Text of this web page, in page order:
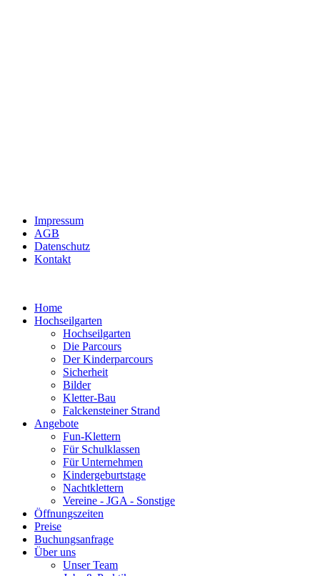
Impressum
AGB
Datenschutz
Kontakt
Home
Hochseilgarten
Hochseilgarten
Die Parcours
Der Kinderparcours
Sicherheit
Bilder
Kletter-Bau
Falckensteiner Strand
Angebote
Fun-Klettern
Für Schulklassen
Für Unternehmen
Kindergeburtstage
Nachtklettern
Vereine - JGA - Sonstige
Öffnungszeiten
Preise
Buchungsanfrage
Über uns
Unser Team